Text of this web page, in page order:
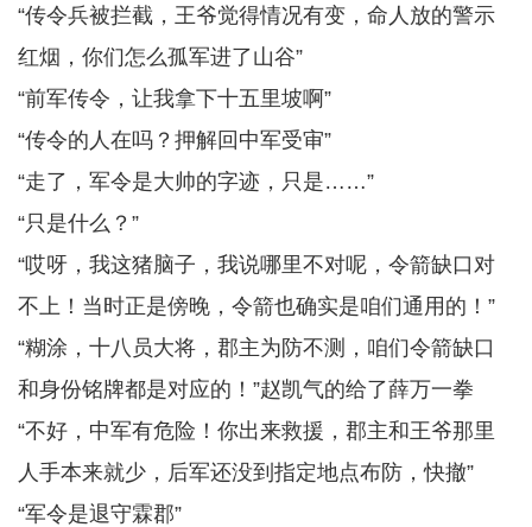
“传令兵被拦截，王爷觉得情况有变，命人放的警示
红烟，你们怎么孤军进了山谷”
“前军传令，让我拿下十五里坡啊”
“传令的人在吗？押解回中军受审”
“走了，军令是大帅的字迹，只是……”
“只是什么？”
“哎呀，我这猪脑子，我说哪里不对呢，令箭缺口对
不上！当时正是傍晚，令箭也确实是咱们通用的！”
“糊涂，十八员大将，郡主为防不测，咱们令箭缺口
和身份铭牌都是对应的！”赵凯气的给了薛万一拳
“不好，中军有危险！你出来救援，郡主和王爷那里
人手本来就少，后军还没到指定地点布防，快撤”
“军令是退守霖郡”